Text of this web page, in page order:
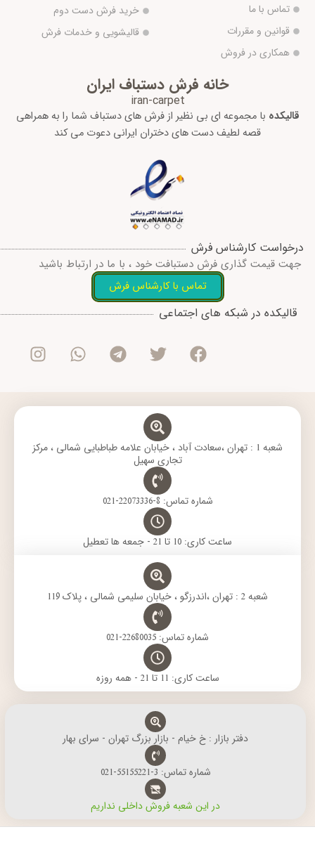
تماس با ما
قوانین و مقررات
همکاری در فروش
خرید فرش دست دوم
قالیشویی و خدمات فرش
خانه فرش دستباف ایران
iran-carpet
قالیکده با مجموعه ای بی نظیر از فرش های دستباف شما را به همراهی
قصه لطیف دست های دختران ایرانی دعوت می کند
درخواست کارشناس فرش
جهت قیمت گذاری فرش دستبافت خود ، با ما در ارتباط باشید
تماس با کارشناس فرش
قالیکده در شبکه های اجتماعی
F
c
e
o
T
i
t
e
r
T
l
e
r
W
a
t
a
I
s
t
g
m
شعبه 1 : تهران ،سعادت آباد ، خیابان علامه طباطبایی شمالی ، مرکز
تجاری سهیل
شماره تماس: 8-22073336-021
ساعت کاری: 10 تا 21 - جمعه ها تعطیل
شعبه 2 : تهران ،اندرزگو ، خیابان سلیمی شمالی ، پلاک 119
شماره تماس: 22680035-021
ساعت کاری: 11 تا 21 - همه روزه
دفتر بازار : خ خیام - بازار بزرگ تهران - سرای بهار
شماره تماس: 3-55155221-021
در این شعبه فروش داخلی نداریم